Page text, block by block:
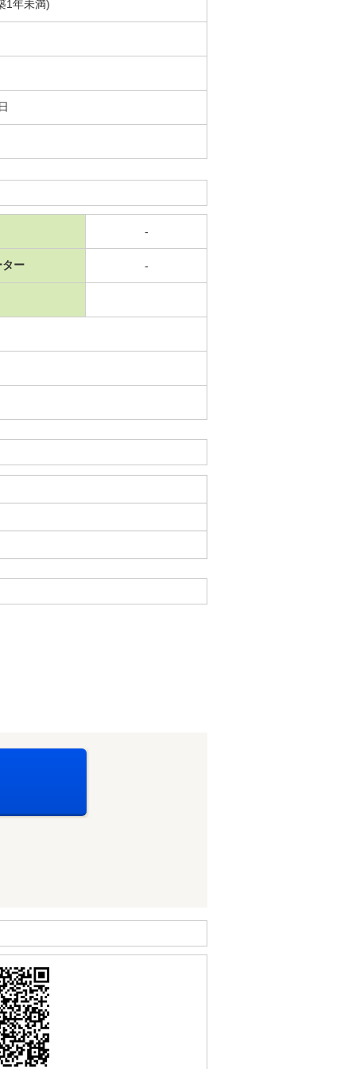
1年未満)
-
ター -